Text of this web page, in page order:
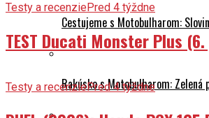
Cestujeme s Motobulharom:
Rakúsko s Motobulharom:
Testy a recenziePred 4 týždne
TEST Ducati Monster Plus
Testy a recenziePred 4 týždne